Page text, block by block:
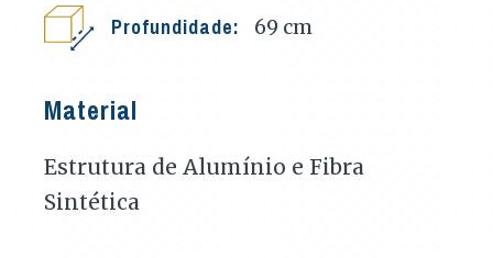
Profundidade: 69 cm
Material
Estrutura de Alumínio e Fibra
Sintética